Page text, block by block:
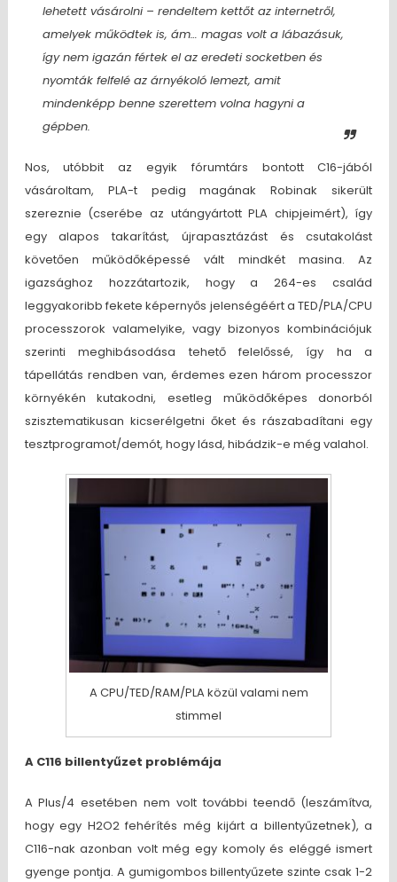
lehetett vásárolni – rendeltem kettőt az internetről,
amelyek működtek is, ám… magas volt a lábazásuk,
így nem igazán fértek el az eredeti socketben és
nyomták felfelé az árnyékoló lemezt, amit
mindenképp benne szerettem volna hagyni a
gépben.
Nos, utóbbit az egyik fórumtárs bontott C16-jából
vásároltam, PLA-t pedig magának Robinak sikerült
szereznie (cserébe az utángyártott PLA chipjeimért), így
egy alapos takarítást, újrapasztázást és csutakolást
követően működőképessé vált mindkét masina. Az
igazsághoz hozzátartozik, hogy a 264-es család
leggyakoribb fekete képernyős jelenségéért a TED/PLA/CPU
processzorok valamelyike, vagy bizonyos kombinációjuk
szerinti meghibásodása tehető felelőssé, így ha a
tápellátás rendben van, érdemes ezen három processzor
környékén kutakodni, esetleg működőképes donorból
szisztematikusan kicserélgetni őket és rászabadítani egy
tesztprogramot/demót, hogy lásd, hibádzik-e még valahol.
A CPU/TED/RAM/PLA közül valami nem
stimmel
A C116 billentyűzet problémája
A Plus/4 esetében nem volt további teendő (leszámítva,
hogy egy H2O2 fehérítés még kijárt a billentyűzetnek), a
C116-nak azonban volt még egy komoly és eléggé ismert
gyenge pontja. A gumigombos billentyűzete szinte csak 1-2